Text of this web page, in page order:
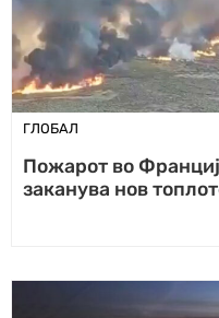
ГЛОБАЛ
Пожарот во
заканува нов